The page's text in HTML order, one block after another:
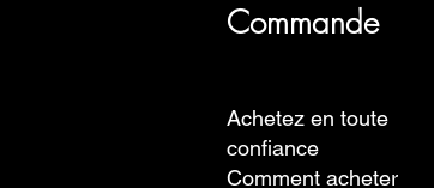
Commande
Achetez en toute
confiance
Comment acheter